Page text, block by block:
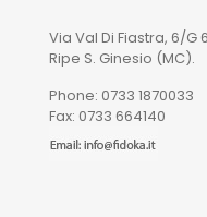
Via Val Di Fiastra, 6/G
Ripe S. Ginesio (MC).
Phone: 0733 1870033
Fax: 0733 664140